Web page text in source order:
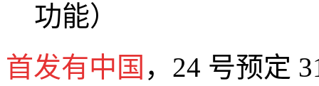
功能）
首发有中国 ，24 号预定